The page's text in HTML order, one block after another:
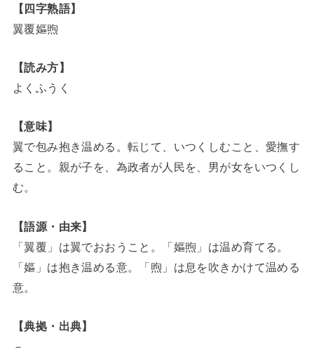
【四字熟語】
翼覆嫗煦
【読み方】
よくふうく
【意味】
翼で包み抱き温める。転じて、いつくしむこと、愛撫す
ること。親が子を、為政者が人民を、男が女をいつくし
む。
【語源・由来】
「翼覆」は翼でおおうこと。「嫗煦」は温め育てる。
「嫗」は抱き温める意。「煦」は息を吹きかけて温める
意。
【典拠・出典】
－